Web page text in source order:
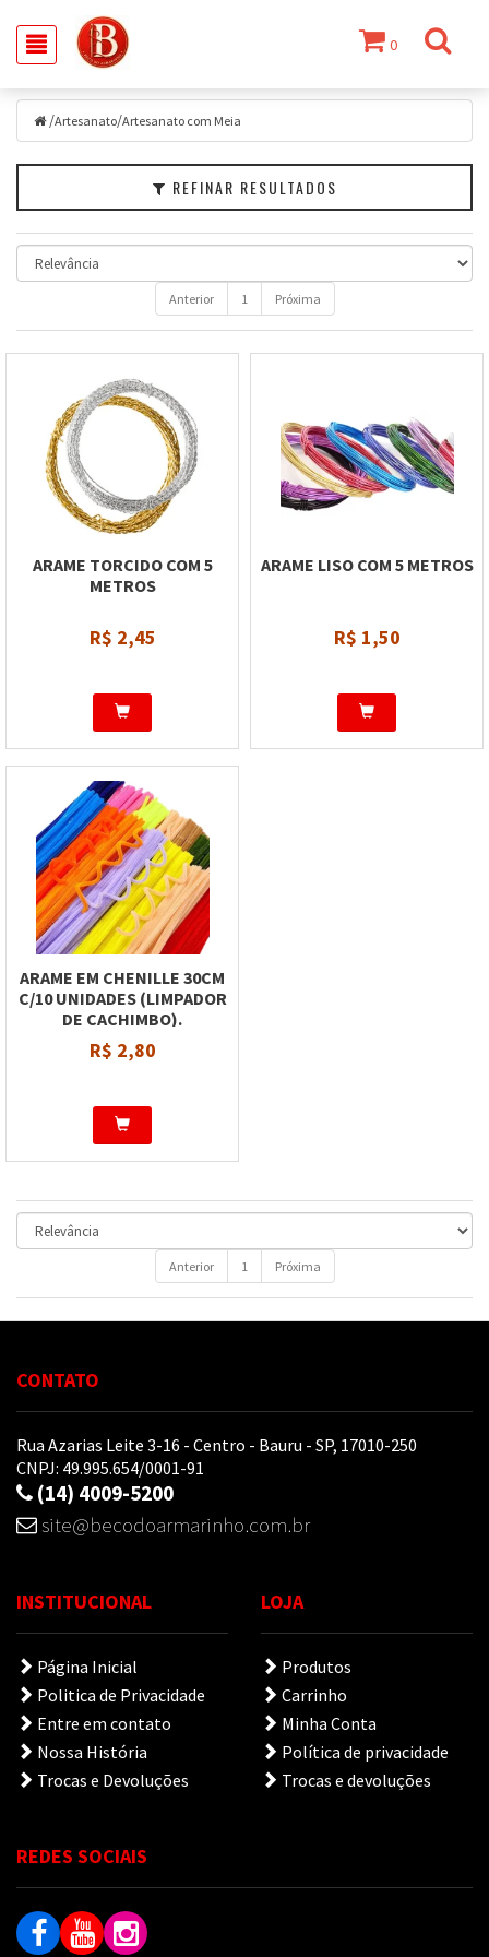
0
/Artesanato/Artesanato com Meia
REFINAR RESULTADOS
Filtrar
Artesanato
com
Meia
Faixa
de
Preço
Anterior 1 Próxima
ARAME TORCIDO COM 5
METROS
R$ 2,45
ARAME LISO COM 5 METROS
R$ 1,50
ARAME EM CHENILLE 30CM
C/10 UNIDADES (LIMPADOR
DE CACHIMBO).
R$ 2,80
Anterior 1 Próxima
CONTATO
Rua Azarias Leite 3-16 - Centro - Bauru - SP, 17010-250
CNPJ: 49.995.654/0001-91
(14) 4009-5200
site@becodoarmarinho.com.br
INSTITUCIONAL
Página Inicial
Politica de Privacidade
Entre em contato
Nossa História
Trocas e Devoluções
LOJA
Produtos
Carrinho
Minha Conta
Política de privacidade
Trocas e devoluções
REDES SOCIAIS